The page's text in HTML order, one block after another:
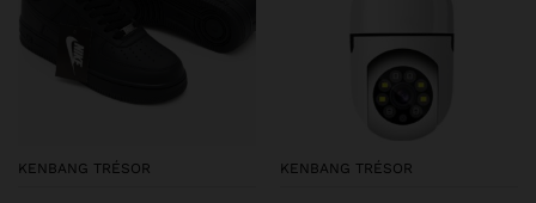
KENBANG TRÉSOR KENBANG TRÉSOR